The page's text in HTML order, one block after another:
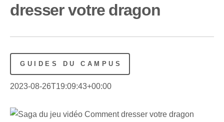
dresser votre dragon
GUIDES DU CAMPUS
2023-08-26T19:09:43+00:00